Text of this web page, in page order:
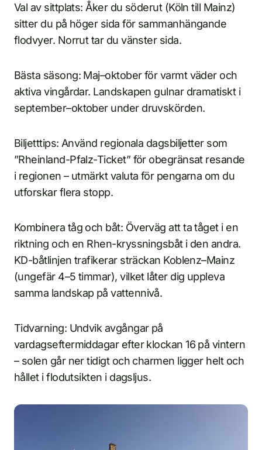
Val av sittplats: Åker du söderut (Köln till Mainz)
sitter du på höger sida för sammanhängande
flodvyer. Norrut tar du vänster sida.
Bästa säsong: Maj–oktober för varmt väder och
aktiva vingårdar. Landskapen gulnar dramatiskt i
september–oktober under druvskörden.
Biljetttips: Använd regionala dagsbiljetter som
”Rheinland-Pfalz-Ticket” för obegränsat resande
i regionen – utmärkt valuta för pengarna om du
utforskar flera stopp.
Kombinera tåg och båt: Överväg att ta tåget i en
riktning och en Rhen-kryssningsbåt i den andra.
KD-båtlinjen trafikerar sträckan Koblenz–Mainz
(ungefär 4–5 timmar), vilket låter dig uppleva
samma landskap på vattennivå.
Tidvarning: Undvik avgångar på
vardagseftermiddagar efter klockan 16 på vintern
– solen går ner tidigt och charmen ligger helt och
hållet i flodutsikten i dagsljus.